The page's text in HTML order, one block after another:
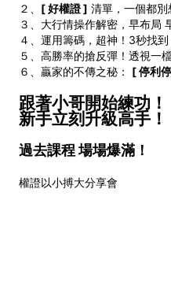
２、 [ 好權證 ] 清單，一個都別
３、大行情操作解密，早布局
４、運用籌碼，超神！3秒找到
５、高勝率的搶反彈！透視一
６、贏家的不傳之秘： [ 停利
跟著小哥開始練功！
新手立刻升級高手！
過去課程 場場爆滿！
權證以小搏大分享會